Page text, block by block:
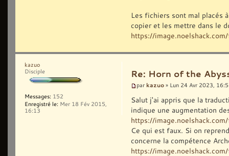
Les fichiers sont mal placés
copier et les mettre dans le
https://
Re: Horn of the
par kazuo » Lun 24 Avr 2023,
Salut j'ai appris que la
indique une augmentation
https://
Ce qui est faux. Si on
concerne la compétence
https://
kazuo
Disciple
Messages: 152
Enregistré le: Mer 18 Fév 2015,
16:13